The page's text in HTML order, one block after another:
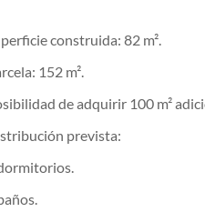
construida: 82 m².
152 m².
de adquirir 100 m²
prevista: